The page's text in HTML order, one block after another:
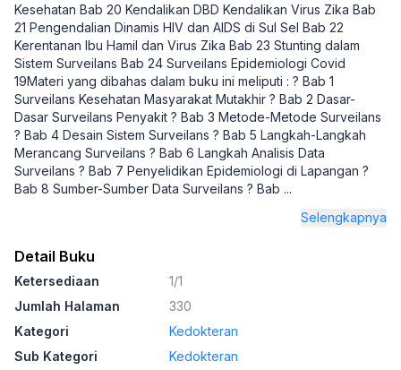
Kesehatan Bab 20 Kendalikan DBD Kendalikan Virus Zika Bab
21 Pengendalian Dinamis HIV dan AIDS di Sul Sel Bab 22
Kerentanan Ibu Hamil dan Virus Zika Bab 23 Stunting dalam
Sistem Surveilans Bab 24 Surveilans Epidemiologi Covid
19Materi yang dibahas dalam buku ini meliputi : ? Bab 1
Surveilans Kesehatan Masyarakat Mutakhir ? Bab 2 Dasar-
Dasar Surveilans Penyakit ? Bab 3 Metode-Metode Surveilans
? Bab 4 Desain Sistem Surveilans ? Bab 5 Langkah-Langkah
Merancang Surveilans ? Bab 6 Langkah Analisis Data
Surveilans ? Bab 7 Penyelidikan Epidemiologi di Lapangan ?
Bab 8 Sumber-Sumber Data Surveilans ? Bab ...
Selengkapnya
Detail Buku
Ketersediaan
1/1
Jumlah Halaman
330
Kategori
Kedokteran
Sub Kategori
Kedokteran